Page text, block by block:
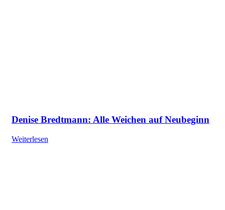
Denise Bredtmann: Alle Weichen auf Neubeginn
Weiterlesen